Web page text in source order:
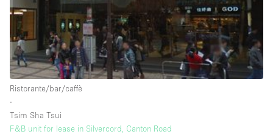
Magazzino
Parcheggio privato
Piano terra
Raw
Sistema di sicurezza
Ristorante/bar/caffè
∙
Tsim Sha Tsui
F&B unit for lease in Silvercord, Canton Road